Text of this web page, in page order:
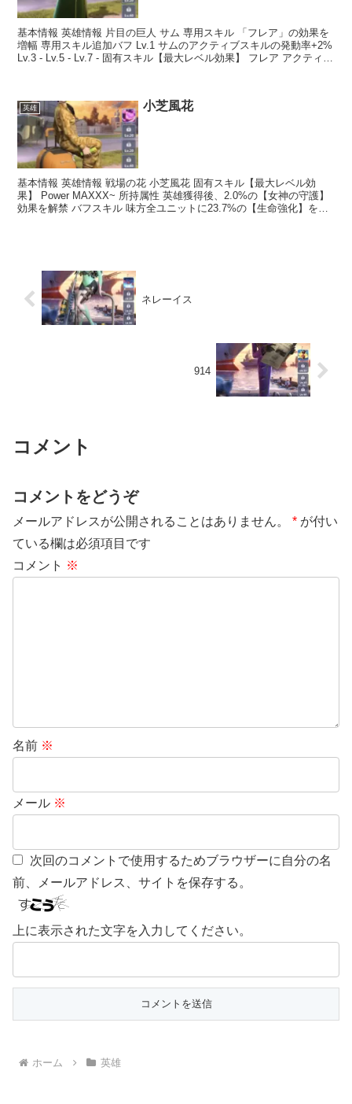
基本情報 英雄情報 片目の巨人 サム 専用スキル 「フレア」の効果を
増幅 専用スキル追加バフ Lv.1 サムのアクティブスキルの発動率+2%
Lv.3 - Lv.5 - Lv.7 - 固有スキル【最大レベル効果】 フレア アクティブ
英雄 小芝風花
基本情報 英雄情報 戦場の花 小芝風花 固有スキル【最大レベル効
果】 Power MAXXX~ 所持属性 英雄獲得後、2.0%の【女神の守護】
効果を解禁 バフスキル 味方全ユニットに23.7%の【生命強化】を展
ネレーイス
914
コメント
コメントをどうぞ
メールアドレスが公開されることはありません。 * が付い
ている欄は必須項目です
コメント ※
名前 ※
メール ※
次回のコメントで使用するためブラウザーに自分の名
前、メールアドレス、サイトを保存する。
上に表示された文字を入力してください。
ホーム 英雄